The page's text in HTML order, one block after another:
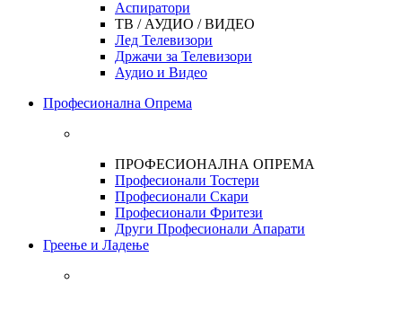
Аспиратори
ТВ / АУДИО / ВИДЕО
Лед Телевизори
Држачи за Телевизори
Аудио и Видео
Професионална Опрема
ПРОФЕСИОНАЛНА ОПРЕМА
Професионали Тостери
Професионали Скари
Професионали Фритези
Други Професионали Апарати
Греење и Ладење